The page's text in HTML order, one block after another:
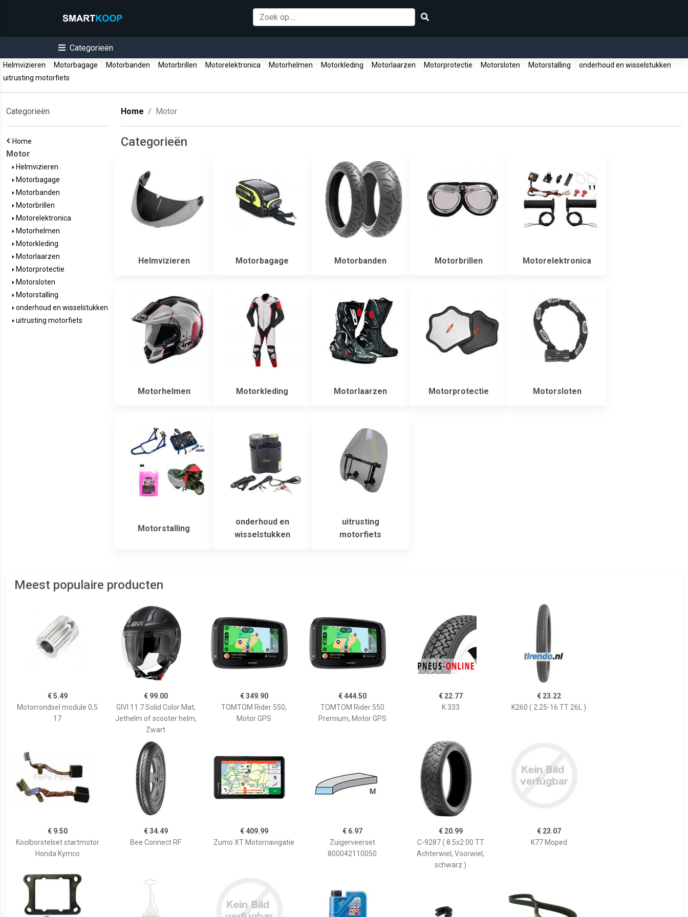
Categorieën
Helmvizieren Motorbagage Motorbanden Motorbrillen Motorelektronica Motorhelmen Motorkleding Motorlaarzen Motorprotectie Motorsloten Motorstalling
onderhoud en wisselstukken
uitrusting motorfiets
Categorieën
Home
Motor
Helmvizieren
Motorbagage
Motorbanden
Motorbrillen
Motorelektronica
Motorhelmen
Motorkleding
Motorlaarzen
Motorprotectie
Motorsloten
Motorstalling
onderhoud en wisselstukken
uitrusting motorfiets
Home Motor
Categorieën
Helmvizieren Motorbagage Motorbanden Motorbrillen Motorelektronica
Motorhelmen Motorkleding Motorlaarzen Motorprotectie Motorsloten
Motorstalling
onderhoud en
wisselstukken
uitrusting
motorfiets
Meest populaire producten
€ 5.49
Motorrondsel module 0,5
17
€ 99.00
GIVI 11.7 Solid Color Mat,
Jethelm of scooter helm,
Zwart
€ 349.90
TOMTOM Rider 550,
Motor GPS
€ 444.50
TOMTOM Rider 550
Premium, Motor GPS
€ 22.77
K 333
€ 23.22
K260 ( 2.25-16 TT 26L )
€ 9.50
Koolborstelset startmotor
Honda Kymco
€ 34.49
Bee Connect RF
€ 409.99
Zumo XT Motornavigatie
€ 6.97
Zuigerveerset
800042110050
€ 20.99
C-9287 ( 8.5x2.00 TT
Achterwiel, Voorwiel,
schwarz )
€ 23.07
K77 Moped